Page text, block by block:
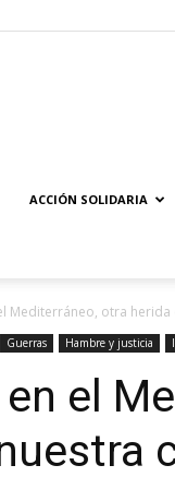
ACCIÓN SOLIDARIA
Mediterráneo, otra herida
Guerras Hambre y justicia
el